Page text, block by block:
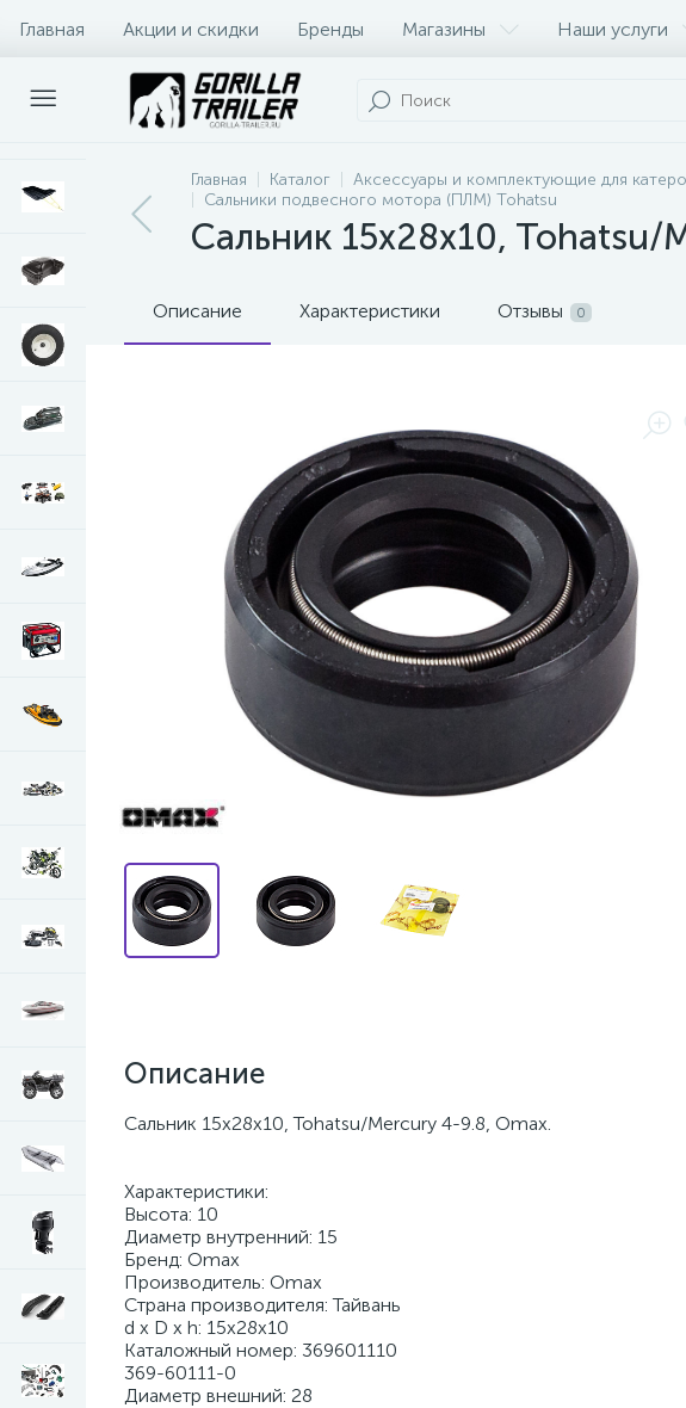
Главная Акции и скидки Бренды Магазины Наши услуги
Оплата и доставка Контакты
Главная Каталог Аксессуары и комплектующие для
Сальники подвесного мотора (ПЛМ) Tohatsu
Сальник 15x28x10, Tohatsu/
Описание Характеристики Отзывы 0
Описание
Сальник 15x28x10, Tohatsu/Mercury 4-9.8, Omax.
Характеристики:
Высота: 10
Диаметр внутренний: 15
Бренд: Omax
Производитель: Omax
Страна производителя: Тайвань
d x D x h: 15x28x10
Каталожный номер: 369601110
369-60111-0
Диаметр внешний: 28